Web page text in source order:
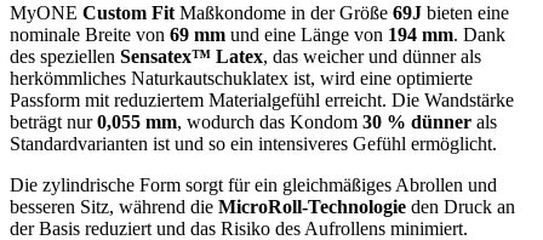
MyONE Custom Fit Maßkondome in der Größe 69J bieten eine
nominale Breite von 69 mm und eine Länge von 194 mm. Dank
des speziellen Sensatex™ Latex, das weicher und dünner als
herkömmliches Naturkautschuklatex ist, wird eine optimierte
Passform mit reduziertem Materialgefühl erreicht. Die Wandstärke
beträgt nur0,055 mm, wodurch das Kondom 30 % dünner als
Standardvarianten ist und so ein intensiveres Gefühl ermöglicht.
Die zylindrische Form sorgt für ein gleichmäßiges Abrollen und
besseren Sitz, während die MicroRoll-Technologie den Druck an
der Basis reduziert und das Risiko des Aufrollens minimiert.